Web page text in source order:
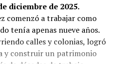
diciembre de 2025.
comenzó a trabajar como
tenía apenas nueve años.
calles y colonias, logró
y construir un patrimonio